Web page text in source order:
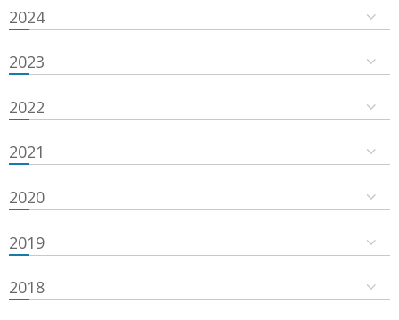
2024
2023
2022
2021
2020
2019
2018